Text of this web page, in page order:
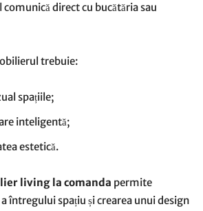
direct cu bucătăria sau
trebuie:
spațiile;
inteligentă;
estetică.
living la comanda permite
întregului spațiu și crearea unui design